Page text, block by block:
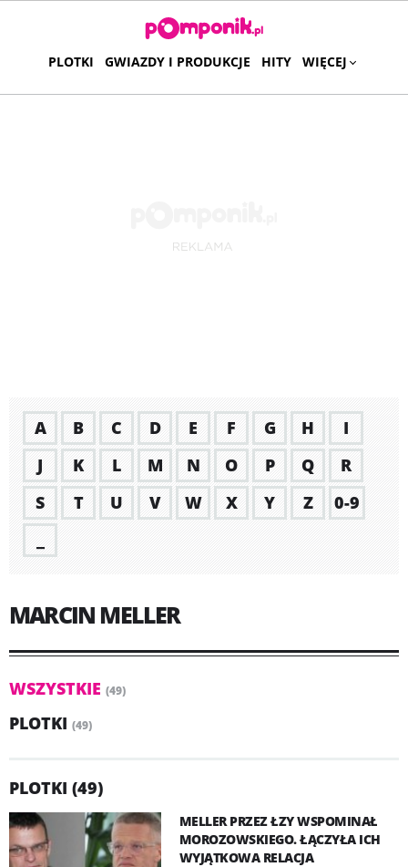
PLOTKI GWIAZDY I PRODUKCJE HITY WIĘCEJ
A B C D E F G H
I
J
K L M N O P Q
R
S
T U V W X Y Z
0-9
MARCIN MELLER
WSZYSTKIE (49)
PLOTKI (49)
PLOTKI (49)
MELLER PRZEZ ŁZY WSPOMINAŁ
MOROZOWSKIEGO. ŁĄCZYŁA ICH
WYJĄTKOWA RELACJA